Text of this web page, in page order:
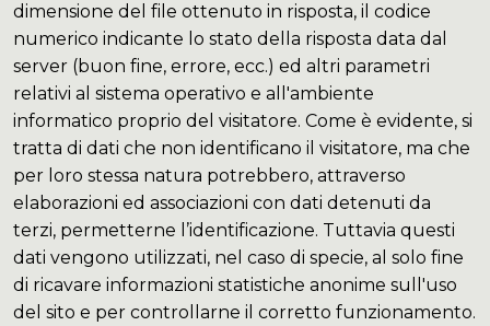
dimensione del file ottenuto in risposta, il codice
numerico indicante lo stato della risposta data dal
server (buon fine, errore, ecc.) ed altri parametri
relativi al sistema operativo e all'ambiente
informatico proprio del visitatore. Come è evidente, si
tratta di dati che non identificano il visitatore, ma che
per loro stessa natura potrebbero, attraverso
elaborazioni ed associazioni con dati detenuti da
terzi, permetterne l’identificazione. Tuttavia questi
dati vengono utilizzati, nel caso di specie, al solo fine
di ricavare informazioni statistiche anonime sull'uso
del sito e per controllarne il corretto funzionamento.